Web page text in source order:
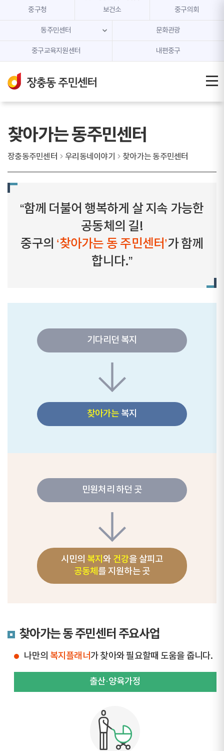
본문 내용 바로가기
주메뉴 바로가기
중구청 보건소 중구의회
동주민센터 문화관광
중구교육지원센터 내편중구
찾아가는 동주민센터
장충동주민센터 우리동네이야기 찾아가는 동주민센터
“함께 더불어 행복하게 살 지속 가능한
공동체의 길!
중구의 ‘찾아가는 동 주민센터’가 함께
합니다.”
기다리던 복지
찾아가는 복지
민원처리 하던 곳
시민의 복지와 건강을 살피고
공동체 를 지원하는 곳
찾아가는 동 주민센터 주요사업
나만의 복지플래너가 찾아와 필요할때 도움을 줍니다.
출산·양육가정